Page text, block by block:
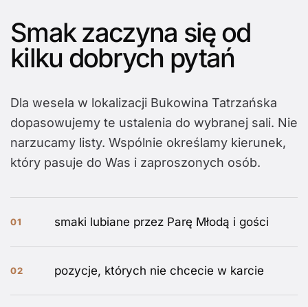
Smak zaczyna się od
kilku dobrych pytań
Dla wesela w lokalizacji Bukowina Tatrzańska
dopasowujemy te ustalenia do wybranej sali. Nie
narzucamy listy. Wspólnie określamy kierunek,
który pasuje do Was i zaproszonych osób.
01 smaki lubiane przez Parę Młodą i gości
02 pozycje, których nie chcecie w karcie